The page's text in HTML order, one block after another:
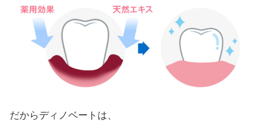
だからディノベートは、